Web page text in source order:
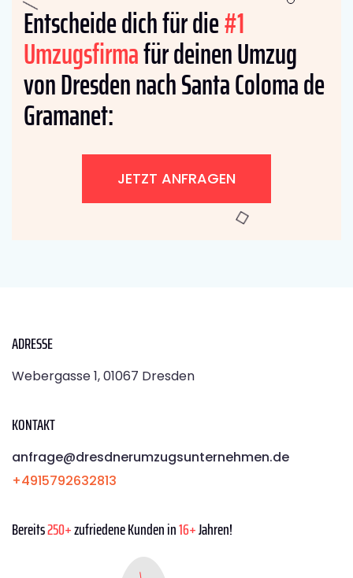
Entscheide dich für die#1
Umzugsfirmafür deinen Umzug
von Dresden nach Santa Coloma de
Gramanet:
JETZT ANFRAGEN
ADRESSE
Webergasse 1, 01067 Dresden
KONTAKT
anfrage@dresdnerumzugsunternehmen.de
+4915792632813
Bereits250+zufriedene Kunden in16+Jahren!